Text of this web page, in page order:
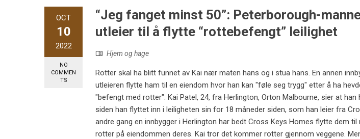
OCT
10
2022
NO
COMMEN
TS
“Jeg fanget minst 50”: Peterborough-
utleier til å flytte “rottebefengt” leilighet
Hjem og hage
Rotter skal ha blitt funnet av Kai nær maten hans og i stua hans. En annen
utleieren flytte ham til en eiendom hvor han kan "føle seg trygg" etter å ha
"befengt med rotter". Kai Patel, 24, fra Herlington, Orton Malbourne, sier at
siden han flyttet inn i leiligheten sin for 18 måneder siden, som han leier fra
andre gang en innbygger i Herlington har bedt Cross Keys Homes flytte dem
rotter på eiendommen deres. Kai tror det kommer rotter gjennom veggene.